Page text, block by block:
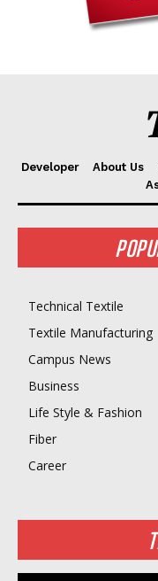
Developer About Us
Technical Textile
Textile Manufacturing
Campus News
Business
Life Style & Fashion
Fiber
Career